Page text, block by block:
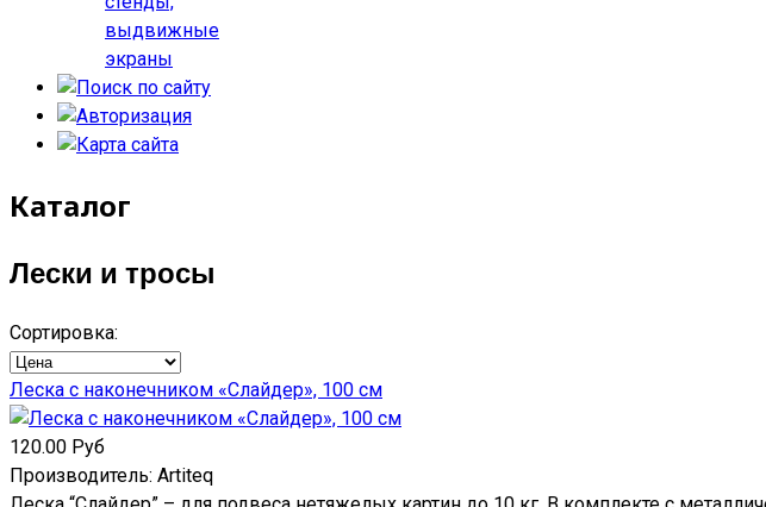
выдвижные
экраны
Каталог
Лески и тросы
Сортировка:
Леска с наконечником «Слайдер», 100 см
120.00 Руб
Производитель: Artiteq